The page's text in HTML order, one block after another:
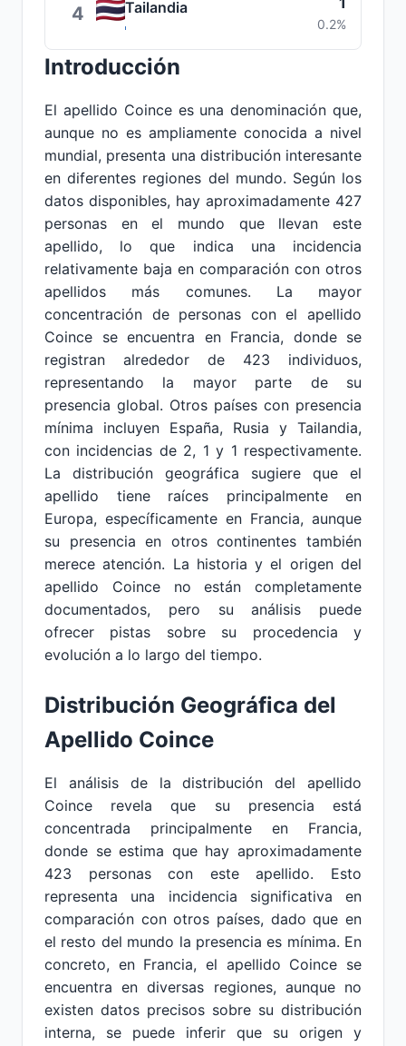
4 Tailandia
0.2%
Introducción
El apellido Coince es una denominación que,
aunque no es ampliamente conocida a nivel
mundial, presenta una distribución interesante
en diferentes regiones del mundo. Según los
datos disponibles, hay aproximadamente 427
personas en el mundo que llevan este
apellido, lo que indica una incidencia
relativamente baja en comparación con otros
apellidos más comunes. La mayor
concentración de personas con el apellido
Coince se encuentra en Francia, donde se
registran alrededor de 423 individuos,
representando la mayor parte de su
presencia global. Otros países con presencia
mínima incluyen España, Rusia y Tailandia,
con incidencias de 2, 1 y 1 respectivamente.
La distribución geográfica sugiere que el
apellido tiene raíces principalmente en
Europa, específicamente en Francia, aunque
su presencia en otros continentes también
merece atención. La historia y el origen del
apellido Coince no están completamente
documentados, pero su análisis puede
ofrecer pistas sobre su procedencia y
evolución a lo largo del tiempo.
Distribución Geográfica del
Apellido Coince
El análisis de la distribución del apellido
Coince revela que su presencia está
concentrada principalmente en Francia,
donde se estima que hay aproximadamente
423 personas con este apellido. Esto
representa una incidencia significativa en
comparación con otros países, dado que en
el resto del mundo la presencia es mínima. En
concreto, en Francia, el apellido Coince se
encuentra en diversas regiones, aunque no
existen datos precisos sobre su distribución
interna, se puede inferir que su origen y